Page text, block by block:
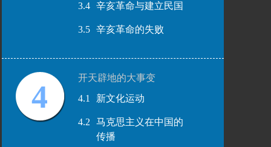
3.4 辛亥革命与建立民国
3.5 辛亥革命的失败
4
开天辟地的大事变
4.1
新文化运动
4.2
马克思主义在中国的
传播